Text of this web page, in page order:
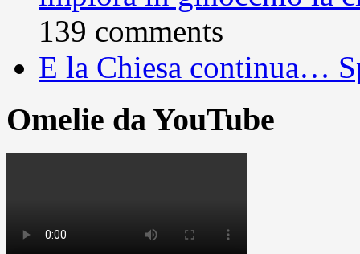
139 comments
E la Chiesa continua…
Omelie da YouTube